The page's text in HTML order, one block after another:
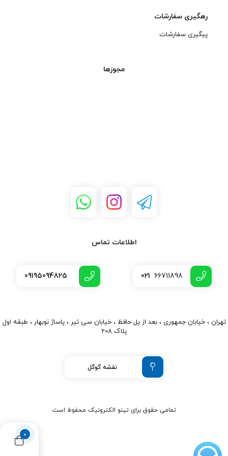
0
رهگیری سفارشات
پیگیری سفارشات
مجوزها
اطلاعات تماس
021 66711898
09195094825
تهران ، خیابان جمهوری ، بعد از پل حافظ ، خیابان سی تیر ، پاساژ نوبهار ، طبقه اول
پلاک 208
نقشه گوگل
تمامی حقوق برای تینو الکترونیک محفوط است